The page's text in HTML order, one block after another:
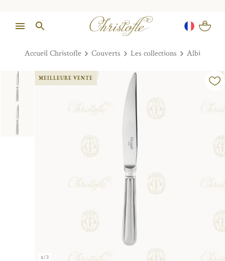
Accueil Christofle Couverts Les collections Albi
1/2
MEILLEURE VENTE